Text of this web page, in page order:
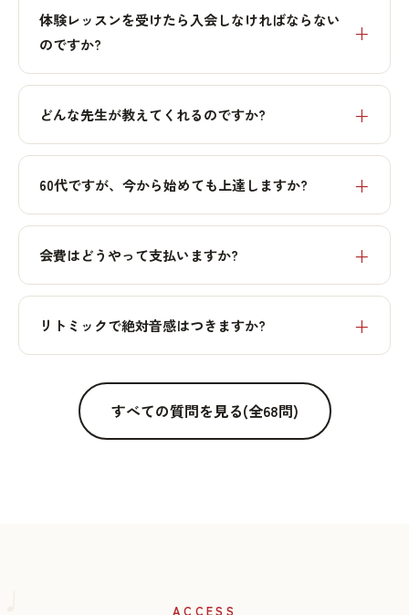
体験レッスンを受けたら入会しなければならない
のですか?
どんな先生が教えてくれるのですか?
60代ですが、今から始めても上達しますか?
会費はどうやって支払いますか?
リトミックで絶対音感はつきますか?
すべての質問を見る(全68問)
ACCESS